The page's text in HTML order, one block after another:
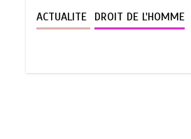
ACTUALITE DROIT DE L'HOMME